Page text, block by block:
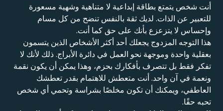
أنت شخص يتمتع بطاقة إبداعية لا متناهية وشهية مسعورة
للتعبير عن الذات. لديك ثقة بالنفس تنضح من كل مسام
وإحساس لا يتزعزع بأنك على حق كما أنت.
هذا التوجه المزدوج يجعلك أحد أكثر الأشخاص الذين يتسمون
بعقلية واحدة وموجهة نحو العمل في دائرة الأبراج. ذلك لأنك لا
تفكر فقط بل تتصرف بأفكارك بحزم، وهذا يمكن أن يكون نقمة
ونعمة في آن واحد. أنت متعطش للاهتمام بقدر تعطشك
العاطفي، ويمكنك أن تكون مخلصًا بشراسة وتحمي أي شخص
تحبه حقًا.